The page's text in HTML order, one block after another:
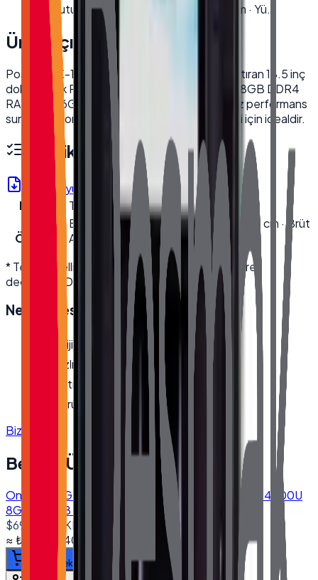
Kutu Ölçüleri
En 22.5 cm · Boy 62 cm · Yü…
Ürün Açıklaması
PosTürk TX-1850M, işletmenizin verimliliğini artıran 18.5 inç
dokunmatik POS bilgisayardır. Intel i5 işlemci, 8GB DDR4
RAM ve 256GB NVMe SSD ile hızlı ve kesintisiz performans
sunar. Restoran, kafe ve perakende sektörleri için idealdir.
Teknik Özellikler
Ürün Föyü (PDF)
Model
TX-1850M
Ölçüleri
En 22.5 cm · Boy 62 cm · Yükseklik 46 cm · Brüt
Ağırlık 6.7 kg
* Teknik özellikler üretici kaynaklıdır; modele göre
değişebilir. Detaylı bilgi için bize ulaşın.
Neden Desmak
Orijinal, garantili ürün
Hızlı ve güvenli kargo
Satış öncesi/sonrası teknik destek
Kurumsal fatura · bayi fiyatları
Bize Ulaşın
Benzer Ürünler
Onega ONG-1560 15.6'' Dokunmatik Bilgisayar I5 4200U
8GB 256GB SSD 10.1" Müşteri Ekranlı
$690.00
+ KDV
≈₺33.023,40
Sepete ekle